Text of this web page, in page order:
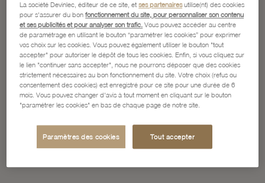
La société Devinlec, éditeur de ce site, etses partenairesutilise(nt) des cookies
pour s'assurer du bonfonctionnement du site, pour personnaliser son contenu
et ses publicités et pour analyser son trafic. Vous pouvez accéder au centre
de paramétrage en utilisant le bouton “paramétrer les cookies” pour exprimer
vos choix sur les cookies. Vous pouvez également utiliser le bouton "tout
accepter" pour autoriser le dépôt de tous les cookies. Enfin, si vous cliquez sur
le lien "continuer sans accepter", nous ne pourrons déposer que des cookies
strictement nécessaires au bon fonctionnement du site. Votre choix (refus ou
consentement des cookies) est enregistré pour ce site pour une durée de 6
mois. Vous pouvez changer d'avis à tout moment en cliquant sur le bouton
"paramétrer les cookies" en bas de chaque page de notre site.
Paramètres des cookies Tout accepter